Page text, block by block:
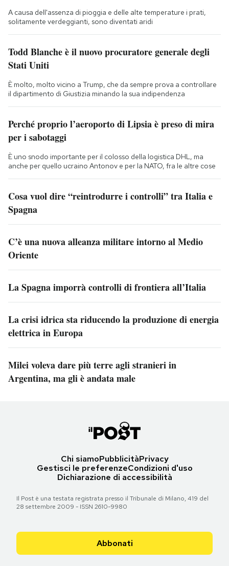
A causa dell'assenza di pioggia e delle alte temperature i prati,
solitamente verdeggianti, sono diventati aridi
Todd Blanche è il nuovo procuratore generale degli
Stati Uniti
È molto, molto vicino a Trump, che da sempre prova a controllare
il dipartimento di Giustizia minando la sua indipendenza
Perché proprio l’aeroporto di Lipsia è preso di mira
per i sabotaggi
È uno snodo importante per il colosso della logistica DHL, ma
anche per quello ucraino Antonov e per la NATO, fra le altre cose
Cosa vuol dire “reintrodurre i controlli” tra Italia e
Spagna
C’è una nuova alleanza militare intorno al Medio
Oriente
La Spagna imporrà controlli di frontiera all’Italia
La crisi idrica sta riducendo la produzione di energia
elettrica in Europa
Milei voleva dare più terre agli stranieri in
Argentina, ma gli è andata male
Chi siamoPubblicitàPrivacy
Gestisci le preferenzeCondizioni d'uso
Dichiarazione di accessibilità
Il Post è una testata registrata presso il Tribunale di Milano, 419 del
28 settembre 2009 - ISSN 2610-9980
Abbonati